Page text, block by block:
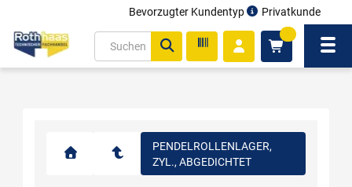
Bevorzugter Kundentyp Privatkunde
PENDELROLLENLAGER,
ZYL., ABGEDICHTET